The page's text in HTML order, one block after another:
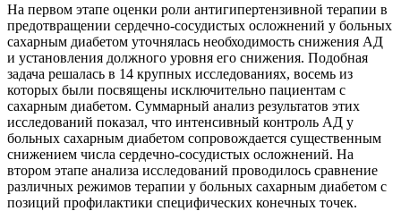
На первом этапе оценки роли антигипертензивной терапии в
предотвращении сердечно-сосудистых осложнений у больных
сахарным диабетом уточнялась необходимость снижения АД
и установления должного уровня его снижения. Подобная
задача решалась в 14 крупных исследованиях, восемь из
которых были посвящены исключительно пациентам с
сахарным диабетом. Суммарный анализ результатов этих
исследований показал, что интенсивный контроль АД у
больных сахарным диабетом сопровождается существенным
снижением числа сердечно-сосудистых осложнений. На
втором этапе анализа исследований проводилось сравнение
различных режимов терапии у больных сахарным диабетом с
позиций профилактики специфических конечных точек.